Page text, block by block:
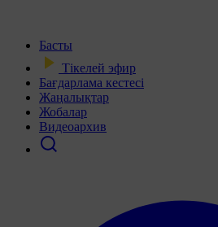
Басты
Тікелей эфир
Бағдарлама кестесі
Жаңалықтар
Жобалар
Видеоархив